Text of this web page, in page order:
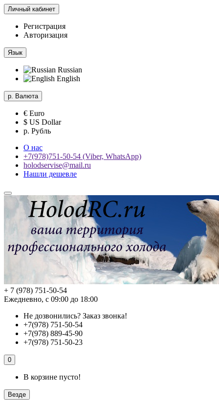
Личный кабинет
Регистрация
Авторизация
Язык
Russian
English
р. Валюта
€ Euro
$ US Dollar
р. Рубль
О нас
+7(978)751-50-54 (Viber, WhatsApp)
holodservise@mail.ru
Нашли дешевле
+ 7 (978) 751-50-54
Ежедневно, с 09:00 до 18:00
Не дозвонились? Заказ звонка!
+7(978) 751-50-54
+7(978) 889-45-90
+7(978) 751-50-23
0
В корзине пусто!
Везде